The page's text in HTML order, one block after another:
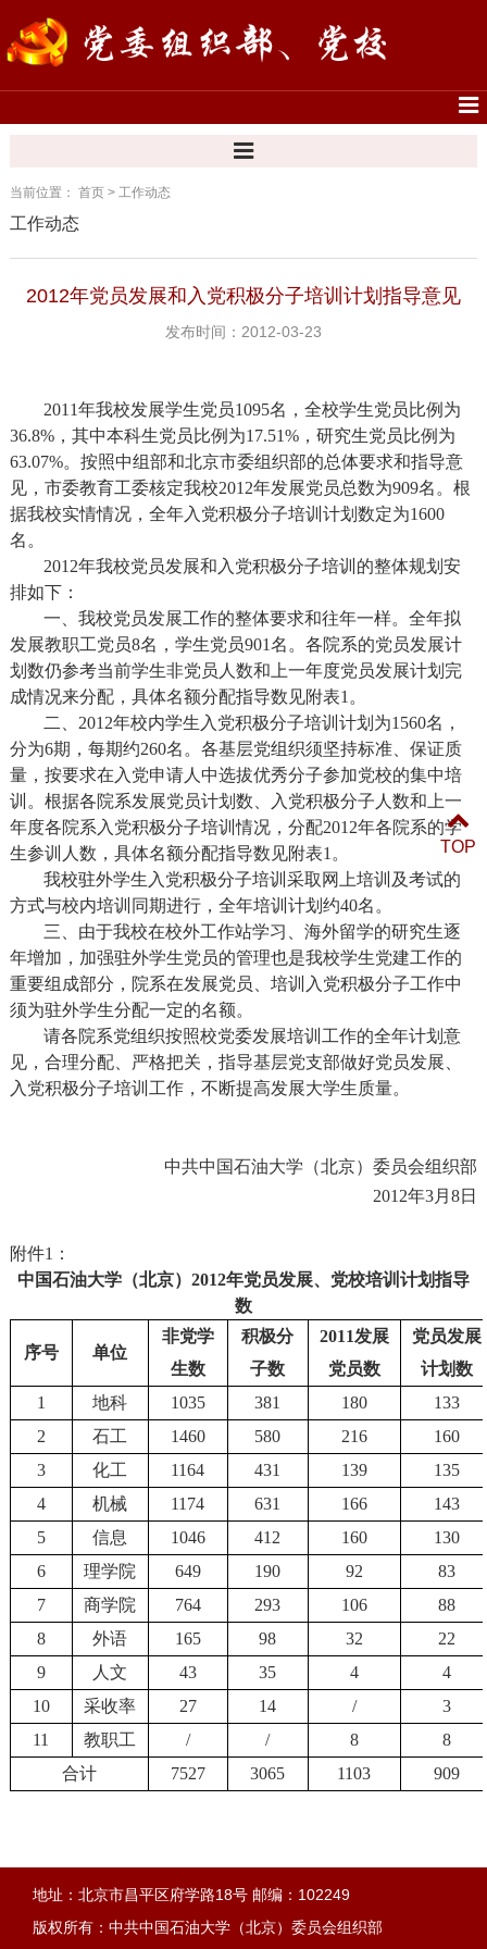
当前位置： 首页> 工作动态
工作动态
2012年党员发展和入党积极分子培训计划指导意见
发布时间：2012-03-23
2011年我校发展学生党员1095名，全校学生党员比例为
36.8%，其中本科生党员比例为17.51%，研究生党员比例为
63.07%。按照中组部和北京市委组织部的总体要求和指导意
见，市委教育工委核定我校2012年发展党员总数为909名。根
据我校实情情况，全年入党积极分子培训计划数定为1600
名。
2012年我校党员发展和入党积极分子培训的整体规划安
排如下：
一、我校党员发展工作的整体要求和往年一样。全年拟
发展教职工党员8名，学生党员901名。各院系的党员发展计
划数仍参考当前学生非党员人数和上一年度党员发展计划完
成情况来分配，具体名额分配指导数见附表1 。
二、 2012年校内学生入党积极分子培训计划为1560名，
分为6期，每期约260名。各基层党组织须坚持标准、保证质
量，按要求在入党申请人中选拔优秀分子参加党校的集中培
训。根据各院系发展党员计划数、入党积极分子人数和上一
年度各院系入党积极分子培训情况，分配2012年各院系的学
生参训人数，具体名额分配指导数见附表1 。
我校驻外学生入党积极分子培训采取网上培训及考试的
方式与校内培训同期进行，全年培训计划约40名。
三、由于我校在校外工作站学习、海外留学的研究生逐
年增加，加强驻外学生党员的管理也是我校学生党建工作的
重要组成部分，院系在发展党员、培训入党积极分子工作中
须为驻外学生分配一定的名额。
请各院系党组织按照校党委发展培训工作的全年计划意
见，合理分配、严格把关，指导基层党支部做好党员发展、
入党积极分子培训工作，不断提高发展大学生质量。
中共中国石油大学（北京）委员会组织部
2012年3月8日
附件1 ：
中国石油大学（北京） 2012年党员发展、党校培训计划指导
数
序号 单位
非党学
生数
积极分
子数
2011发展
党员数
党员发展
计划数
1
地科 1035 381 180
133
2
石工 1460 580 216
160
3
化工 1164 431 139
135
4
机械 1174 631 166
143
5
信息 1046 412 160
130
6
理学院 649 190 92
83
7
商学院 764 293 106
88
8
外语 165 98 32
22
9
人文 43 35 4
4
10
采收率 27 14 /
3
11
教职工 / / 8
8
合计
7527 3065 1103 909
地址：北京市昌平区府学路18号 邮编：102249
版权所有：中共中国石油大学（北京）委员会组织部
TOP